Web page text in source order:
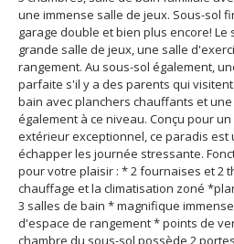
une immense salle de jeux. Sous-sol fini avec 6ème chambre,
garage double et bien plus encore! Le sous-sol comprend une
grande salle de jeux, une salle d'exercice et beaucoup de
rangement. Au sous-sol également, une autre chambre est
parfaite s'il y a des parents qui visitent. Une magnifique salle de
bain avec planchers chauffants et une salle de lavage se trouvent
également à ce niveau. Conçu pour un style de vie intérieur-
extérieur exceptionnel, ce paradis est une oasis où vous pourrez
échapper les journée stressante.
pour votre plaisir : * 2 fournaises et 2
chauffage et la climatisation zoné *planchers chauffants dans les
3 salles de bain * magnifique
d'espace de rangement * points de
chambre du sous-sol possède 2 portes